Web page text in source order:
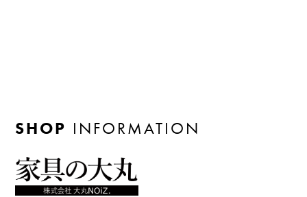
SHOP INFORMATION